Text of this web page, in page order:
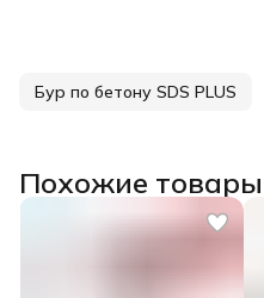
Бур по бетону SDS PLUS
Похожие товары